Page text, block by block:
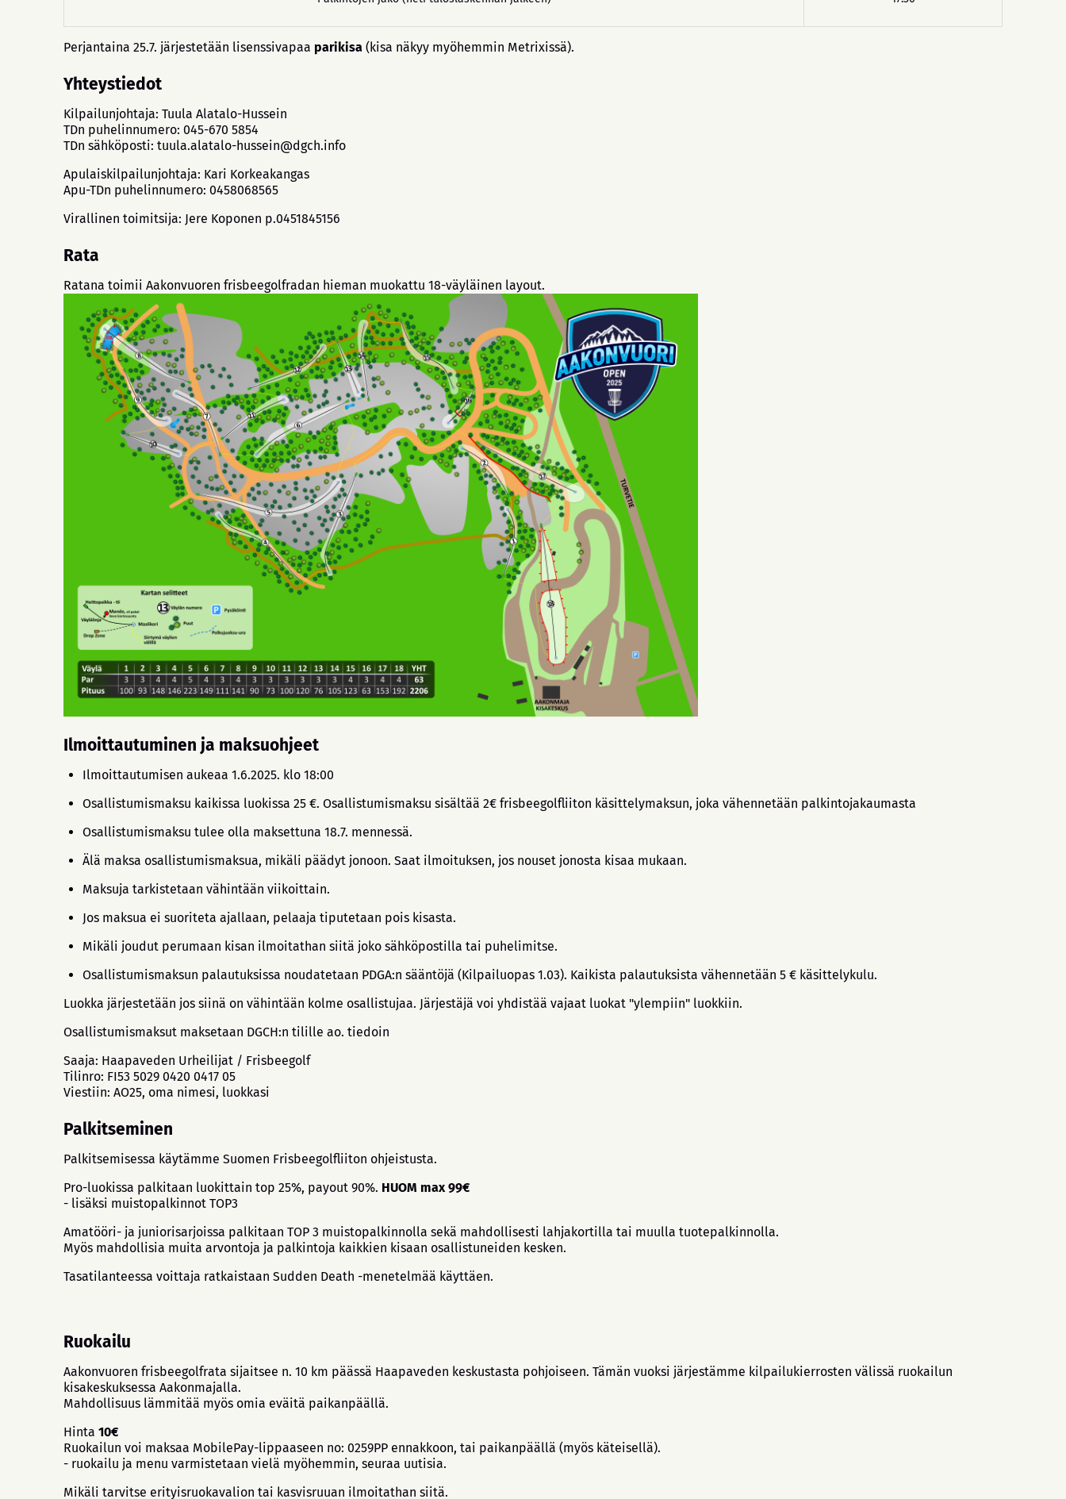
Perjantaina 25.7. järjestetään lisenssivapaa parikisa (kisa näkyy myöhemmin Metrixissä).
Yhteystiedot
Kilpailunjohtaja: Tuula Alatalo-Hussein
TDn puhelinnumero: 045-670 5854
TDn sähköposti: tuula.alatalo-hussein@dgch.info
Apulaiskilpailunjohtaja: Kari Korkeakangas
Apu-TDn puhelinnumero: 0458068565
Virallinen toimitsija: Jere Koponen p.0451845156
Rata
Ratana toimii Aakonvuoren frisbeegolfradan hieman muokattu 18-väyläinen layout.
Ilmoittautuminen ja maksuohjeet
Ilmoittautumisen aukeaa 1.6.2025. klo 18:00
Osallistumismaksu kaikissa luokissa 25 €. Osallistumismaksu sisältää 2€ frisbeegolfliiton käsittelymaksun, joka vähennetään palkintojakaumasta
Osallistumismaksu tulee olla maksettuna 18.7. mennessä.
Älä maksa osallistumismaksua, mikäli päädyt jonoon. Saat ilmoituksen, jos nouset jonosta kisaa mukaan.
Maksuja tarkistetaan vähintään viikoittain.
Jos maksua ei suoriteta ajallaan, pelaaja tiputetaan pois kisasta.
Mikäli joudut perumaan kisan ilmoitathan siitä joko sähköpostilla tai puhelimitse.
Osallistumismaksun palautuksissa noudatetaan PDGA:n sääntöjä (Kilpailuopas 1.03). Kaikista palautuksista vähennetään 5 € käsittelykulu.
Luokka järjestetään jos siinä on vähintään kolme osallistujaa. Järjestäjä voi yhdistää vajaat luokat "ylempiin" luokkiin.
Osallistumismaksut maksetaan DGCH:n tilille ao. tiedoin
Saaja: Haapaveden Urheilijat / Frisbeegolf
Tilinro: FI53 5029 0420 0417 05
Viestiin: AO25, oma nimesi, luokkasi
Palkitseminen
Palkitsemisessa käytämme Suomen Frisbeegolfliiton ohjeistusta.
Pro-luokissa palkitaan luokittain top 25%, payout 90%. HUOM max 99€
- lisäksi muistopalkinnot TOP3
Amatööri- ja juniorisarjoissa palkitaan TOP 3 muistopalkinnolla sekä mahdollisesti lahjakortilla tai muulla tuotepalkinnolla.
Myös mahdollisia muita arvontoja ja palkintoja kaikkien kisaan osallistuneiden kesken.
Tasatilanteessa voittaja ratkaistaan Sudden Death -menetelmää käyttäen.
Ruokailu
Aakonvuoren frisbeegolfrata sijaitsee n. 10 km päässä Haapaveden keskustasta pohjoiseen. Tämän vuoksi järjestämme kilpailukierrosten välissä ruokailun
kisakeskuksessa Aakonmajalla.
Mahdollisuus lämmitää myös omia eväitä paikanpäällä.
Hinta 10€
Ruokailun voi maksaa MobilePay-lippaaseen no: 0259PP ennakkoon, tai paikanpäällä (myös käteisellä).
- ruokailu ja menu varmistetaan vielä myöhemmin, seuraa uutisia.
Mikäli tarvitse erityisruokavalion tai kasvisruuan ilmoitathan siitä.